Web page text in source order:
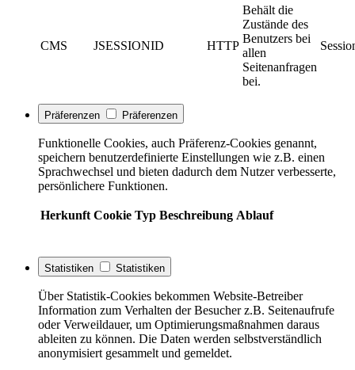
CMS JSESSIONID HTTP
Behält die
Zustände des
Benutzers bei
allen
Seitenanfragen
bei.
Präferenzen Präferenzen
Funktionelle Cookies, auch Präferenz-Cookies genannt,
speichern benutzerdefinierte Einstellungen wie z.B. einen
Sprachwechsel und bieten dadurch dem Nutzer verbesserte,
persönlichere Funktionen.
Herkunft Cookie Typ Beschreibung Ablauf
Statistiken Statistiken
Über Statistik-Cookies bekommen Website-Betreiber
Information zum Verhalten der Besucher z.B. Seitenaufrufe
oder Verweildauer, um Optimierungsmaßnahmen daraus
ableiten zu können. Die Daten werden selbstverständlich
anonymisiert gesammelt und gemeldet.